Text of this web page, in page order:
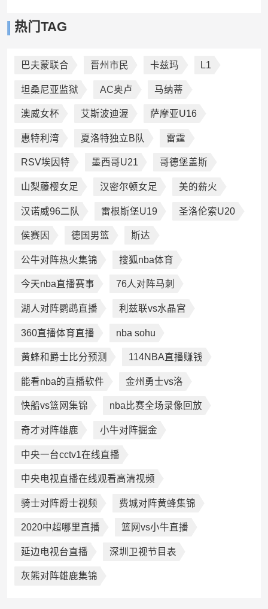
热门TAG
巴夫蒙联合 晋州市民 卡兹玛 L1
坦桑尼亚监狱 AC奥卢 马纳蒂
澳威女杯 艾斯波迪渥 萨摩亚U16
惠特利湾 夏洛特独立B队 雷霆
RSV埃因特 墨西哥U21 哥德堡盖斯
山梨藤樱女足 汉密尔顿女足 美的薪火
汉诺威96二队 雷根斯堡U19 圣洛伦索U20
侯赛因 德国男篮 斯达
公牛对阵热火集锦 搜狐nba体育
今天nba直播赛事 76人对阵马刺
湖人对阵鹦鹉直播 利兹联vs水晶宫
360直播体育直播 nba sohu
黄蜂和爵士比分预测 114NBA直播赚钱
能看nba的直播软件 金州勇士vs洛
快船vs篮网集锦 nba比赛全场录像回放
奇才对阵雄鹿 小牛对阵掘金
中央一台cctv1在线直播
中央电视直播在线观看高清视频
骑士对阵爵士视频 费城对阵黄蜂集锦
2020中超哪里直播 篮网vs小牛直播
延边电视台直播 深圳卫视节目表
灰熊对阵雄鹿集锦